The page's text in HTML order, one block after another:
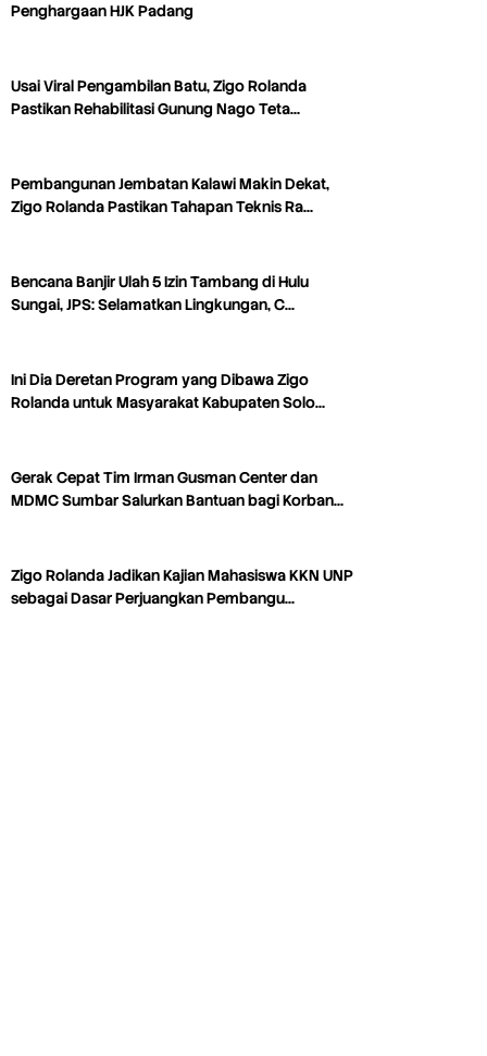
Penghargaan HJK Padang
Usai Viral Pengambilan Batu, Zigo Rolanda
Pastikan Rehabilitasi Gunung Nago Teta…
Pembangunan Jembatan Kalawi Makin Dekat,
Zigo Rolanda Pastikan Tahapan Teknis Ra…
Bencana Banjir Ulah 5 Izin Tambang di Hulu
Sungai, JPS: Selamatkan Lingkungan, C…
Ini Dia Deretan Program yang Dibawa Zigo
Rolanda untuk Masyarakat Kabupaten Solo…
Gerak Cepat Tim Irman Gusman Center dan
MDMC Sumbar Salurkan Bantuan bagi Korban…
Zigo Rolanda Jadikan Kajian Mahasiswa KKN UNP
sebagai Dasar Perjuangkan Pembangu…